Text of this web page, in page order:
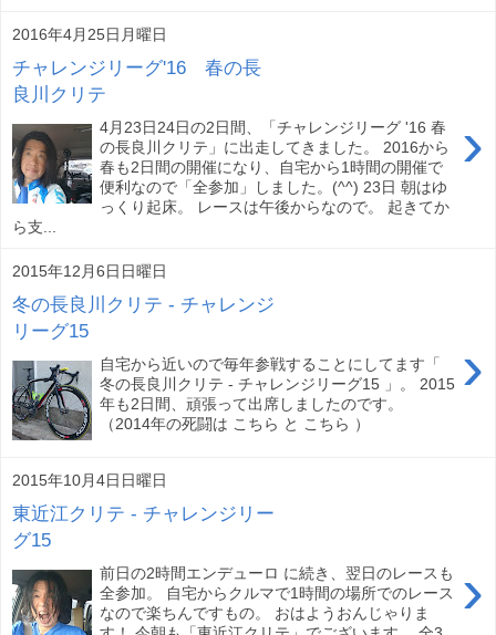
2016年4月25日月曜日
チャレンジリーグ'16 春の長
良川クリテ
›
4月23日24日の2日間、「チャレンジリーグ '16 春
の長良川クリテ」に出走してきました。 2016から
春も2日間の開催になり、自宅から1時間の開催で
便利なので「全参加」しました。(^^) 23日 朝はゆ
っくり起床。 レースは午後からなので。 起きてか
ら支...
2015年12月6日日曜日
冬の長良川クリテ - チャレンジ
リーグ15
›
自宅から近いので毎年参戦することにしてます「
冬の長良川クリテ - チャレンジリーグ15 」。 2015
年も2日間、頑張って出席しましたのです。
（2014年の死闘は こちら と こちら ）
2015年10月4日日曜日
東近江クリテ - チャレンジリー
グ15
›
前日の2時間エンデューロ に続き、翌日のレースも
全参加。 自宅からクルマで1時間の場所でのレース
なので楽ちんですもの。 おはようおんじゃりま